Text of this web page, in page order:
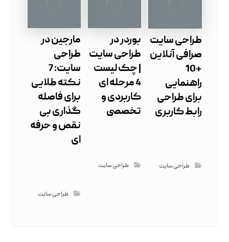
طراحی سایت
صرافی آنلاین
+10
راهنمایی
برای طراحی
رابط کاربری
طراحی سایت
بوردر در
طراحی سایت
| چک ‌لیست
4 مرحله ‌ای
کاربردی و
تخصصی
طراحی سایت
مارجین در
طراحی
سایت: 7
نکته طلایی
برای فاصله
گذاری بی‌
نقص و حرفه
‌ای
طراحی سایت